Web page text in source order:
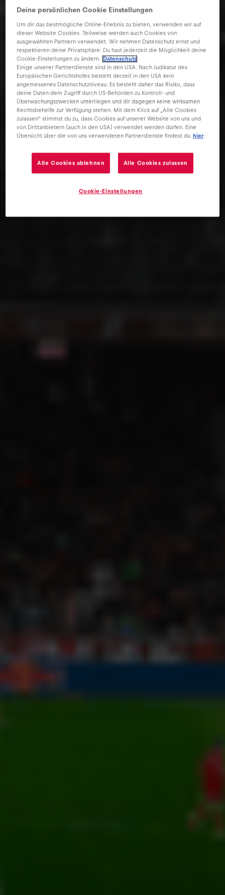
Deine persönlichen Cookie Einstellungen
Um dir das bestmögliche Online-Erlebnis zu bieten, verwenden wir auf
dieser Website Cookies. Teilweise werden auch Cookies von
ausgewählten Partnern verwendet. Wir nehmen Datenschutz ernst und
respektieren deine Privatsphäre: Du hast jederzeit die Möglichkeit deine
Cookie-Einstellungen zu ändern. Datenschutz
Einige unserer Partnerdienste sind in den USA. Nach Judikatur des
Europäischen Gerichtshofes besteht derzeit in den USA kein
angemessenes Datenschutzniveau. Es besteht daher das Risiko, dass
deine Daten dem Zugriff durch US-Behörden zu Kontroll- und
Überwachungszwecken unterliegen und dir dagegen keine wirksamen
Rechtsbehelfe zur Verfügung stehen. Mit dem Klick auf „Alle Cookies
zulassen“ stimmst du zu, dass Cookies auf unserer Website von uns und
von Drittanbietern (auch in den USA) verwendet werden dürfen. Eine
Übersicht über die von uns verwendeten Partnerdienste findest du hier.
Alle Cookies ablehnen Alle Cookies zulassen
Cookie-Einstellungen